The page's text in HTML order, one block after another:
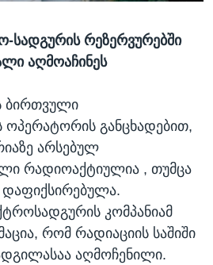
სადგურის რეზერვურებში
აღმოაჩინეს
ბირთვული
განცხადებით,
არსებულ
რადიოაქტიულია , თუმცა
დაფიქსირებულა.
კომპანიამ
რომ რადიაციის საშიში
აღმოჩენილი.